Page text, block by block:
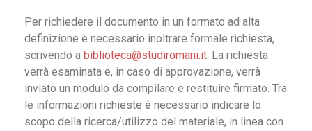
Per richiedere il documento in un formato ad alta
definizione è necessario inoltrare formale richiesta,
scrivendo a biblioteca@studiromani.it. La richiesta
verrà esaminata e, in caso di approvazione, verrà
inviato un modulo da compilare e restituire firmato. Tra
le informazioni richieste è necessario indicare lo
scopo della ricerca/utilizzo del materiale, in linea con